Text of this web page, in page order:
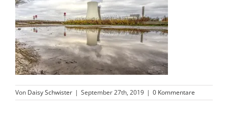
Von Daisy Schwister | September 27th, 2019 | 0 Kommentare